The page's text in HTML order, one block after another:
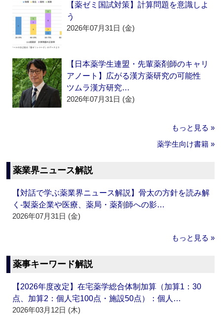
【薬ゼミ国試対策】計算問題を意識しよ
う
2026年07月31日 (金)
【日本薬学生連盟・先輩薬剤師のキャリ
アノート】広がる漢方薬研究の可能性
ツムラ漢方研究…
2026年07月31日 (金)
もっと見る »
薬学生向け書籍 »
薬業界ニュース解説
【対話で学ぶ薬業界ニュース解説】骨太の方針を読み解
く‐製薬企業や医療、薬局・薬剤師への影…
2026年07月31日 (金)
もっと見る »
薬事キーワード解説
【2026年度改定】在宅薬学総合体制加算（加算1：30
点、加算2：個人宅100点・施設50点）：個人…
2026年03月12日 (木)